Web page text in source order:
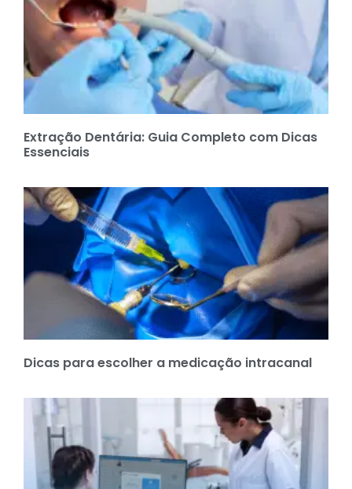
Extração Dentária: Guia Completo com Dicas
Essenciais
Dicas para escolher a medicação intracanal